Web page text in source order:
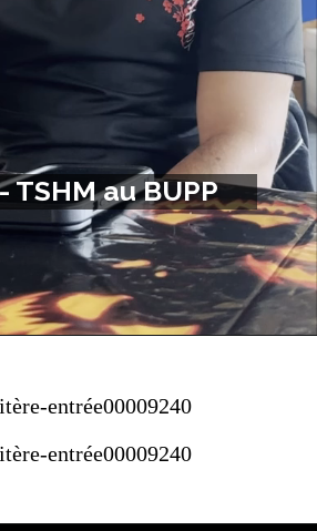
TSHM au BUPP
entrée00009240
entrée00009240